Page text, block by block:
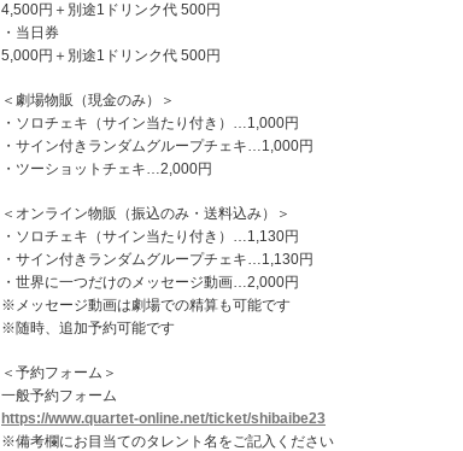
4,500円＋別途1ドリンク代 500円
・当日券
5,000円＋別途1ドリンク代 500円
＜劇場物販（現金のみ）＞
・ソロチェキ（サイン当たり付き）…1,000円
・サイン付きランダムグループチェキ…1,000円
・ツーショットチェキ…2,000円
＜オンライン物販（振込のみ・送料込み）＞
・ソロチェキ（サイン当たり付き）…1,130円
・サイン付きランダムグループチェキ…1,130円
・世界に一つだけのメッセージ動画…2,000円
※メッセージ動画は劇場での精算も可能です
※随時、追加予約可能です
＜予約フォーム＞
一般予約フォーム
https://www.quartet-online.net/ticket/shibaibe23
※備考欄にお目当てのタレント名をご記入ください